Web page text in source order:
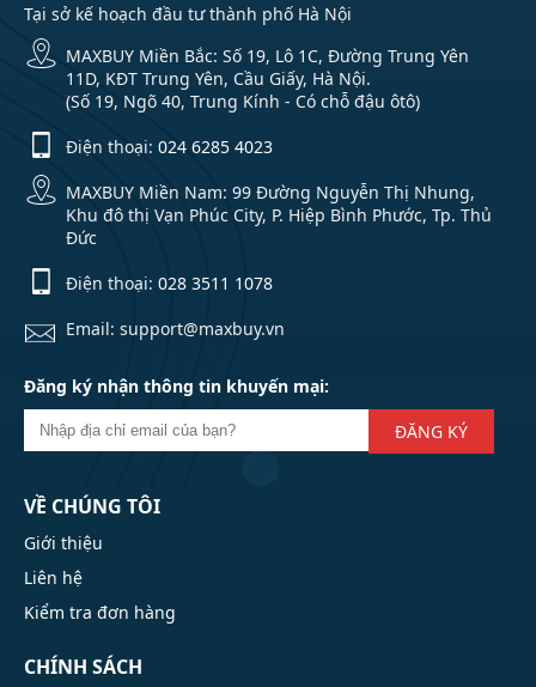
Tại sở kế hoạch đầu tư thành phố Hà Nội
MAXBUY Miền Bắc: Số 19, Lô 1C, Đường Trung Yên
11D, KĐT Trung Yên, Cầu Giấy, Hà Nội.
(Số 19, Ngõ 40, Trung Kính - Có chỗ đậu ôtô)
Điện thoại: 024 6285 4023
MAXBUY Miền Nam: 99 Đường Nguyễn Thị Nhung,
Khu đô thị Vạn Phúc City, P. Hiệp Bình Phước, Tp. Thủ
Đức
Điện thoại: 028 3511 1078
Email: support@maxbuy.vn
Đăng ký nhận thông tin khuyến mại:
ĐĂNG KÝ
VỀ CHÚNG TÔI
Giới thiệu
Liên hệ
Kiểm tra đơn hàng
CHÍNH SÁCH